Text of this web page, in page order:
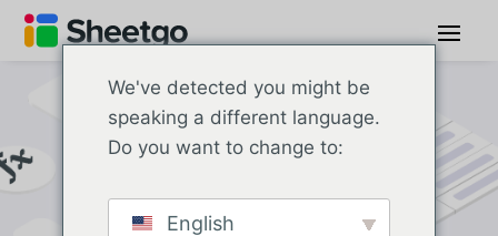
We've detected you might be
speaking a different language.
Do you want to change to:
English